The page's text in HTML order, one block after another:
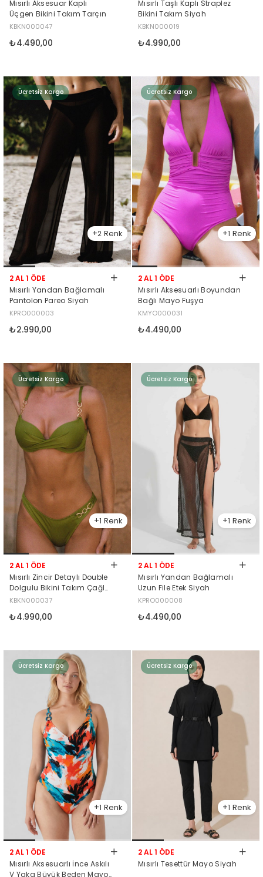
Mısırlı Aksesuar Kaplı
Üçgen Bikini Takım Tarçın
KBKN000047
₺4.490,00
Mısırlı Taşlı Kaplı Straplez
Bikini Takım Siyah
KBKN000019
₺4.990,00
2
2 AL 1 ÖDE
Mısırlı Yandan Bağlamalı
Pantolon Pareo Siyah
KPRO000003
₺2.990,00
Ücretsiz Kargo
1
2 AL 1 ÖDE
Mısırlı Aksesuarlı Boyundan
Bağlı Mayo Fuşya
KMYO000031
₺4.490,00
Ücretsiz Kargo
1
2 AL 1 ÖDE
Mısırlı Zincir Detaylı Double
Dolgulu Bikini Takım Çağla
Yeşili
KBKN000037
₺4.990,00
Ücretsiz Kargo
1
2 AL 1 ÖDE
Mısırlı Yandan Bağlamalı
Uzun File Etek Siyah
KPRO000008
₺4.490,00
Ücretsiz Kargo
1
2 AL 1 ÖDE
Mısırlı Aksesuarlı İnce Askılı
V Yaka Büyük Beden Mayo
Ücretsiz Kargo
1
2 AL 1 ÖDE
Mısırlı Tesettür Mayo Siyah
Ücretsiz Kargo